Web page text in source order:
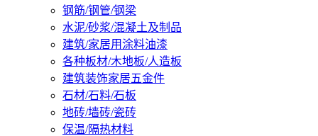
钢筋/钢管/钢梁
水泥/砂浆/混凝土及制品
建筑/家居用涂料油漆
各种板材/木地板/人造板
建筑装饰家居五金件
石材/石料/石板
地砖/墙砖/瓷砖
保温/隔热材料